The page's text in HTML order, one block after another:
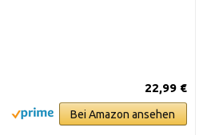
22,99 €
Bei Amazon ansehen